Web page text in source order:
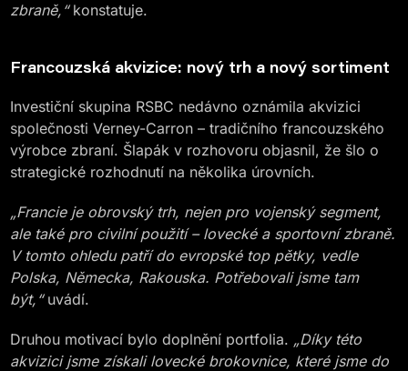
zbraně,“konstatuje.
Francouzská akvizice: nový trh a nový sortiment
Investiční skupina RSBC nedávno oznámila akvizici
společnosti Verney-Carron – tradičního francouzského
výrobce zbraní. Šlapák v rozhovoru objasnil, že šlo o
strategické rozhodnutí na několika úrovních.
„Francie je obrovský trh, nejen pro vojenský segment,
ale také pro civilní použití – lovecké a sportovní zbraně.
V tomto ohledu patří do evropské top pětky, vedle
Polska, Německa, Rakouska. Potřebovali jsme tam
být,“uvádí.
Druhou motivací bylo doplnění portfolia. „Díky této
akvizici jsme získali lovecké brokovnice, které jsme do